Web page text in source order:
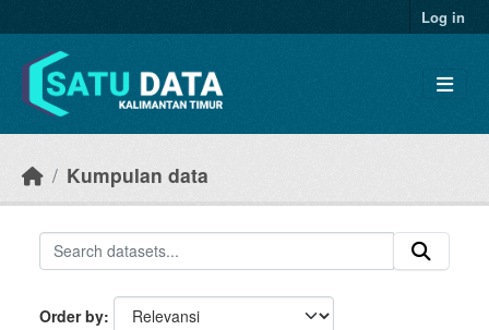
Log in
Kumpulan data
Order by